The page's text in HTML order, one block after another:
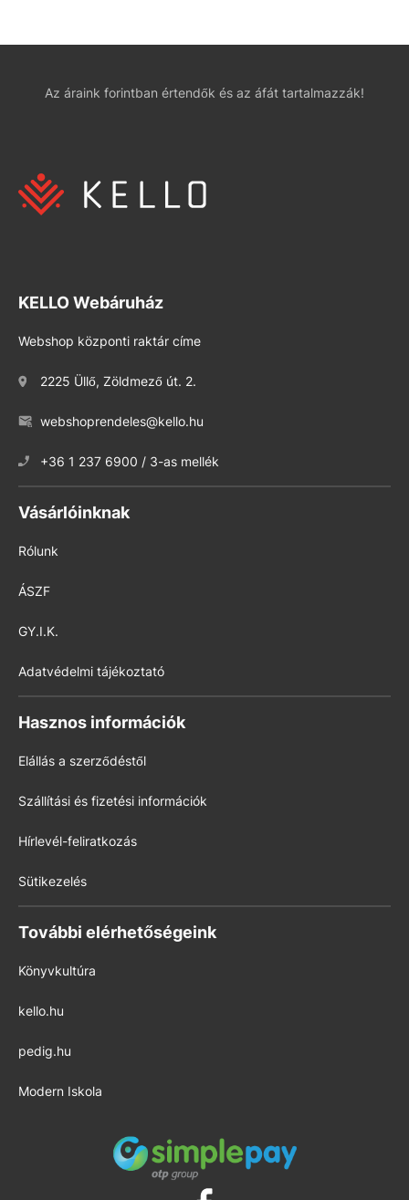
Az áraink forintban értendők és az áfát tartalmazzák!
KELLO Webáruház
Webshop központi raktár címe
2225 Üllő, Zöldmező út. 2.
webshoprendeles@kello.hu
+36 1 237 6900 / 3-as mellék
Vásárlóinknak
Rólunk
ÁSZF
GY.I.K.
Adatvédelmi tájékoztató
Hasznos információk
Elállás a szerződéstől
Szállítási és fizetési információk
Hírlevél-feliratkozás
Sütikezelés
További elérhetőségeink
Könyvkultúra
kello.hu
pedig.hu
Modern Iskola